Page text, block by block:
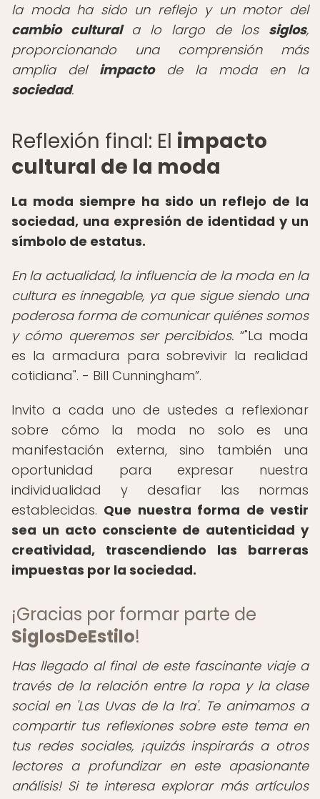
la moda ha sido un reflejo y un motor del
cambio culturala lo largo de los siglos,
proporcionando una comprensión más
amplia del impactode la moda en la
sociedad.
Reflexión final: El impacto
cultural de la moda
La moda siempre ha sido un reflejo de la
sociedad, una expresión de identidad y un
símbolo de estatus.
En la actualidad, la influencia de la moda en la
cultura es innegable, ya que sigue siendo una
poderosa forma de comunicar quiénes somos
y cómo queremos ser percibidos. "La moda
es la armadura para sobrevivir la realidad
cotidiana". - Bill Cunningham .
Invito a cada uno de ustedes a reflexionar
sobre cómo la moda no solo es una
manifestación externa, sino también una
oportunidad para expresar nuestra
individualidad y desafiar las normas
establecidas. Que nuestra forma de vestir
sea un acto consciente de autenticidad y
creatividad, trascendiendo las barreras
impuestas por la sociedad.
¡Gracias por formar parte de
SiglosDeEstilo!
Has llegado al final de este fascinante viaje a
través de la relación entre la ropa y la clase
social en 'Las Uvas de la Ira'. Te animamos a
compartir tus reflexiones sobre este tema en
tus redes sociales, ¡quizás inspirarás a otros
lectores a profundizar en este apasionante
análisis! Si te interesa explorar más artículos